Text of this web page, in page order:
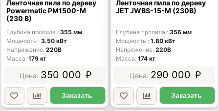
Ленточная пила по дереву
Powermatic PM1500-M
(230 В)
Глубина пропила
355 мм
Мощность
3.50 кВт
Напряжение 220В
Масса 179 кг
350 000 p
Заказать
Ленточная пила по дереву
JET JWBS-15-M (230В)
Глубина пропила
356 мм
Мощность
1.80 кВт
Напряжение 220В
Масса 174 кг
290 000 p
Заказать